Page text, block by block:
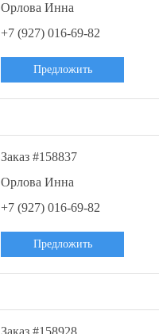
Орлова Инна
+7 (927) 016-69-82
Предложить
Заказ #158837
Орлова Инна
+7 (927) 016-69-82
Предложить
Заказ #158928